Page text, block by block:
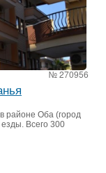
№ 270956
районе Оба (город
Всего 300